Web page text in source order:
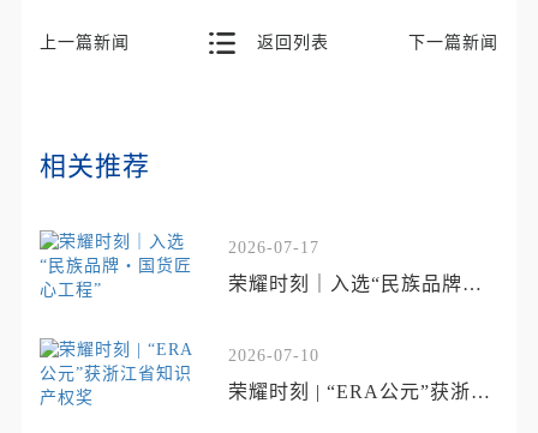
上一篇新闻 返回列表 下一篇新闻
相关推荐
2026-07-17
荣耀时刻｜入选“民族品牌・
2026-07-10
荣耀时刻 | “ERA公元”获浙江